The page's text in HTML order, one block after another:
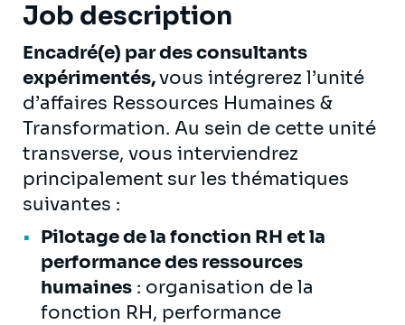
Job description
Encadré(e) par des consultants
expérimentés,vous intégrerez l’unité
d’affaires Ressources Humaines &
Transformation. Au sein de cette unité
transverse, vous interviendrez
principalement sur les thématiques
suivantes :
Pilotage de la fonction RH et la
performance des ressources
humaines : organisation de la
fonction RH, performance